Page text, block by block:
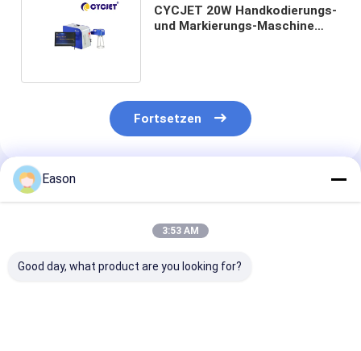
CYCJET 20W Handkodierungs-
und Markierungs-Maschine
Fortsetzen
Empfohlene Produkte
Eason
3:53 AM
Good day, what product are you looking for?